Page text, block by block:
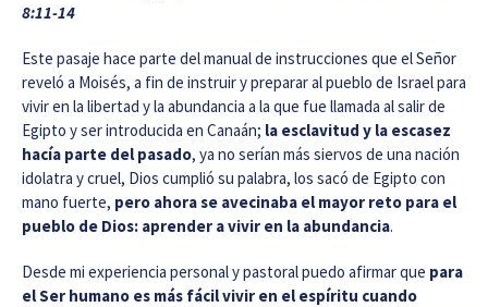
8:11-14
Este pasaje hace parte del manual de instrucciones que el Señor
reveló a Moisés, a fin de instruir y preparar al pueblo de Israel para
vivir en la libertad y la abundancia a la que fue llamada al salir de
Egipto y ser introducida en Canaán; la esclavitud y la escasez
hacía parte del pasado, ya no serían más siervos de una nación
idolatra y cruel, Dios cumplió su palabra, los sacó de Egipto con
mano fuerte, pero ahora se avecinaba el mayor reto para el
pueblo de Dios: aprender a vivir en la abundancia.
Desde mi experiencia personal y pastoral puedo afirmar que para
el Ser humano es más fácil vivir en el espíritu cuando